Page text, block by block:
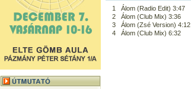
1
Álom (Radio Edit) 3:47
2
Álom (Club Mix) 3:36
3
Álom (Zsé Version) 4:12
4
Álom (Club Mix) 6:32